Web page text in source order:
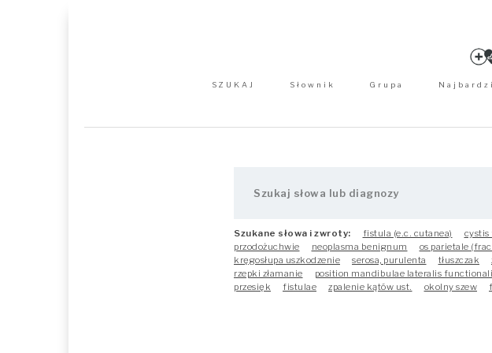
SZUKAJ Słownik Grupa
Szukane słowa i zwroty: fistula (e.c. cutanea)
przodożuchwie
neoplasma benignum os parietale
kręgosłupa uszkodzenie
serosa, purulenta tłuszczak
rzepki złamanie
position mandibulae lateralis
przesięk
fistulae zpalenie kątów ust. okolny szew